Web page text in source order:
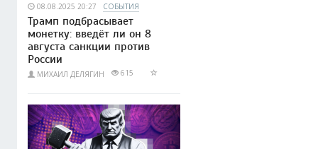
08.08.2025 20:27 СОБЫТИЯ
Трамп подбрасывает
монетку: введёт ли он 8
августа санкции против
России
МИХАИЛ ДЕЛЯГИН 615